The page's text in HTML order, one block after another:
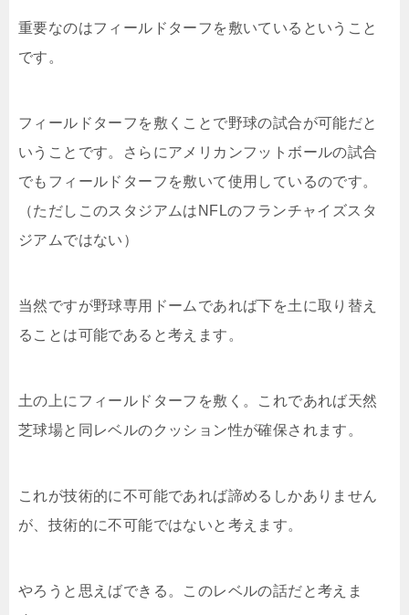
重要なのはフィールドターフを敷いているということ
です。
フィールドターフを敷くことで野球の試合が可能だと
いうことです。さらにアメリカンフットボールの試合
でもフィールドターフを敷いて使用しているのです。
（ただしこのスタジアムはNFLのフランチャイズスタ
ジアムではない）
当然ですが野球専用ドームであれば下を土に取り替え
ることは可能であると考えます。
土の上にフィールドターフを敷く。これであれば天然
芝球場と同レベルのクッション性が確保されます。
これが技術的に不可能であれば諦めるしかありません
が、技術的に不可能ではないと考えます。
やろうと思えばできる。このレベルの話だと考えま